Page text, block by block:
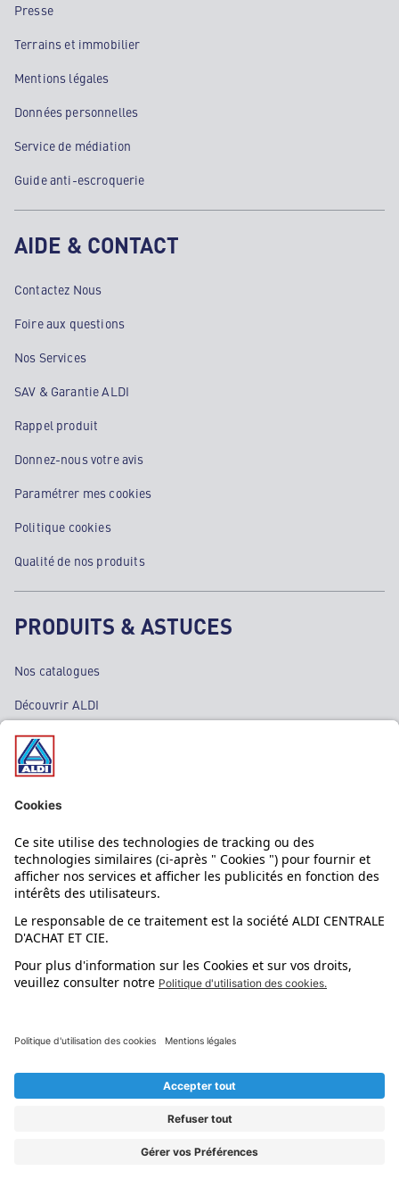
Presse
Terrains et immobilier
Mentions légales
Données personnelles
Service de médiation
Guide anti-escroquerie
AIDE & CONTACT
Contactez Nous
Foire aux questions
Nos Services
SAV & Garantie ALDI
Rappel produit
Donnez-nous votre avis
Paramétrer mes cookies
Politique cookies
Qualité de nos produits
PRODUITS & ASTUCES
Nos catalogues
Découvrir ALDI
Nos bons plans
Nos rayons
Nos marques
Nos astuces
Évènements
L'application mobile